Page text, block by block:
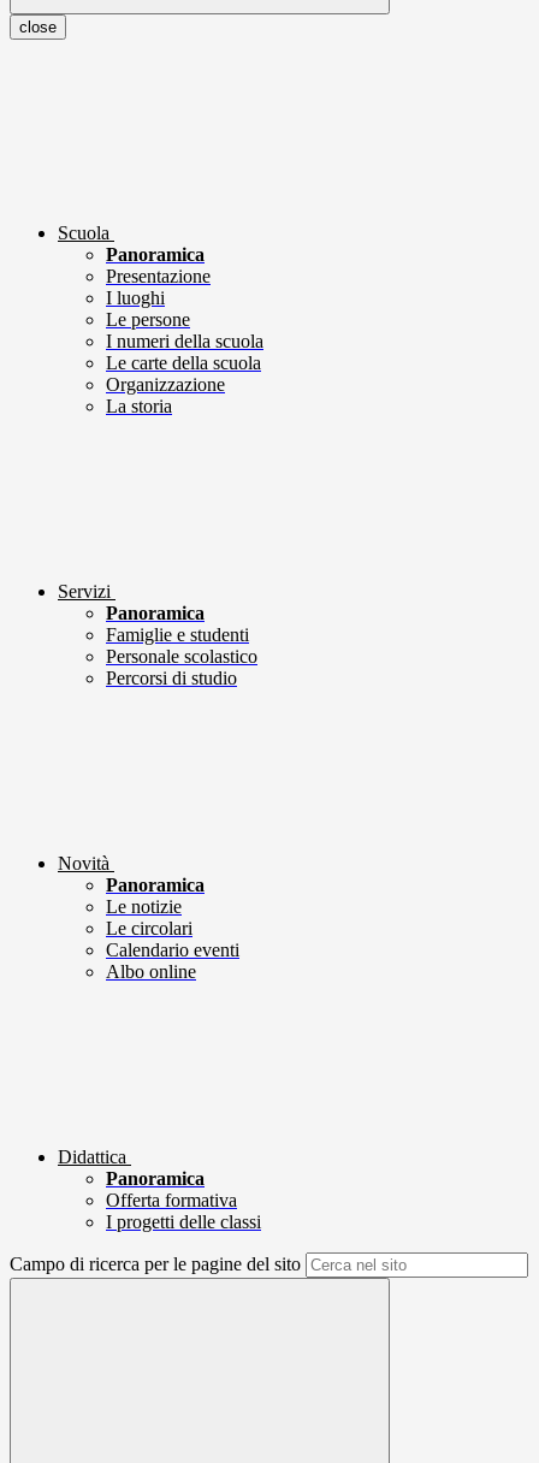
close
Scuola
Panoramica
Presentazione
I luoghi
Le persone
I numeri della scuola
Le carte della scuola
Organizzazione
La storia
Servizi
Panoramica
Famiglie e studenti
Personale scolastico
Percorsi di studio
Novità
Panoramica
Le notizie
Le circolari
Calendario eventi
Albo online
Didattica
Panoramica
Offerta formativa
I progetti delle classi
Campo di ricerca per le pagine del sito